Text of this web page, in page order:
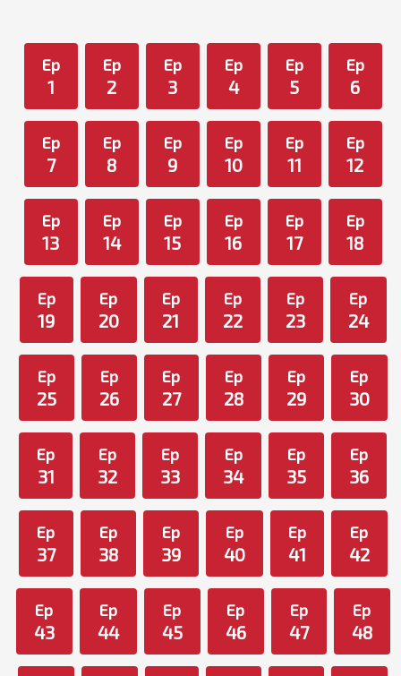
Ep
1
Ep
2
Ep
3
Ep
4
Ep
5
Ep
6
Ep
7
Ep
8
Ep
9
Ep
10
Ep
11
Ep
12
Ep
13
Ep
14
Ep
15
Ep
16
Ep
17
Ep
18
Ep
19
Ep
20
Ep
21
Ep
22
Ep
23
Ep
24
Ep
25
Ep
26
Ep
27
Ep
28
Ep
29
Ep
30
Ep
31
Ep
32
Ep
33
Ep
34
Ep
35
Ep
36
Ep
37
Ep
38
Ep
39
Ep
40
Ep
41
Ep
42
Ep
43
Ep
44
Ep
45
Ep
46
Ep
47
Ep
48